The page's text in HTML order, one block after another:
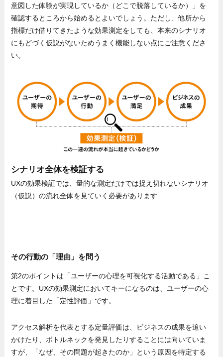
意図した体験が実現しているか（どこで脱落しているか）」を
確認するところから始めるとよいでしょう。ただし、他所から
指標だけ借りてきたような効果測定をしても、本来のシナリオ
にもどづく仮説がないためうまく機能しない点にご注意くださ
い。
シナリオ全体を検証する
UXの効果検証では、量的な測定だけでは捉え切れないシナリオ
（仮説）の流れ全体を見ていく必要があります
その行動の「理由」を問う
第2のポイントは「ユーザーの心理を可視化する活動である」こ
とです。UXの効果測定においてキーになるのは、ユーザーの心
理に着目した「定性評価」です。
アクセス解析を代表とする定量評価は、ビジネスの成果を追い
かけたり、ボトルネックを発見したりすることには向いていま
すが、「なぜ、その問題が起きたのか」という原因を特定する